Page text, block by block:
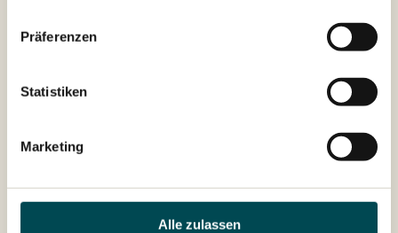
Präferenzen
Statistiken
Marketing
Alle zulassen